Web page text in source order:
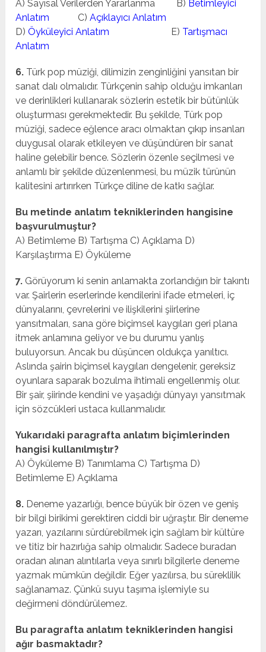
A) Sayısal Verilerden Yararlanma B) Betimleyici
Anlatım C)Açıklayıcı Anlatım
D)Öyküleyici Anlatım E) Tartışmacı
Anlatım
6. Türk pop müziği, dilimizin zenginliğini yansıtan bir
sanat dalı olmalıdır. Türkçenin sahip olduğu imkanları
ve derinlikleri kullanarak sözlerin estetik bir bütünlük
oluşturması gerekmektedir. Bu şekilde, Türk pop
müziği, sadece eğlence aracı olmaktan çıkıp insanları
duygusal olarak etkileyen ve düşündüren bir sanat
haline gelebilir bence. Sözlerin özenle seçilmesi ve
anlamlı bir şekilde düzenlenmesi, bu müzik türünün
kalitesini artırırken Türkçe diline de katkı sağlar.
Bu metinde anlatım tekniklerinden hangisine
başvurulmuştur?
A) Betimleme B) Tartışma C) Açıklama D)
Karşılaştırma E) Öyküleme
7. Görüyorum ki senin anlamakta zorlandığın bir takıntı
var. Şairlerin eserlerinde kendilerini ifade etmeleri, iç
dünyalarını, çevrelerini ve ilişkilerini şiirlerine
yansıtmaları, sana göre biçimsel kaygıları geri plana
itmek anlamına geliyor ve bu durumu yanlış
buluyorsun. Ancak bu düşüncen oldukça yanıltıcı.
Aslında şairin biçimsel kaygıları dengelenir, gereksiz
oyunlara saparak bozulma ihtimali engellenmiş olur.
Bir şair, şiirinde kendini ve yaşadığı dünyayı yansıtmak
için sözcükleri ustaca kullanmalıdır.
Yukarıdaki paragrafta anlatım biçimlerinden
hangisi kullanılmıştır?
A) Öyküleme B) Tanımlama C) Tartışma D)
Betimleme E) Açıklama
8. Deneme yazarlığı, bence büyük bir özen ve geniş
bir bilgi birikimi gerektiren ciddi bir uğraştır. Bir deneme
yazarı, yazılarını sürdürebilmek için sağlam bir kültüre
ve titiz bir hazırlığa sahip olmalıdır. Sadece buradan
oradan alınan alıntılarla veya sınırlı bilgilerle deneme
yazmak mümkün değildir. Eğer yazılırsa, bu süreklilik
sağlanamaz. Çünkü suyu taşıma işlemiyle su
değirmeni döndürülemez.
Bu paragrafta anlatım tekniklerinden hangisi
ağır basmaktadır?